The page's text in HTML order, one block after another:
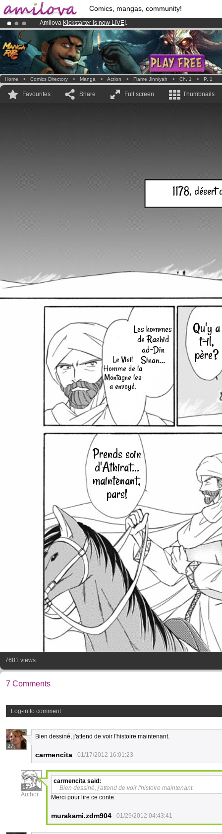
Comics, mangas, community!
Amilova Kickstarter is now LIVE!.
Premium membership from3.95 eurosper month !Get membership
Already 100000membersand 1000 comics & mangas!.
Home > Comics Directory > Manga > Action > Flame Jinniyah > Ch. 1 > P. 1
Favourites Share Full screen Thumbnails
1178,
Qu'y a
t-il,
père?
Les hommes
de Rashid
ad-Din
Sinan...
Le Vieil
Homme de la
Montagne les
a envoyé.
Prends soin
d'Athirat...
maintenant,
pars!
7681 views
7 Comments
Log-in to comment
27
Bien dessiné, j'attend de voir l'histoire maintenant.
carmencita 01/17/2012 16:01:23
1
Author
carmencita said:
Bien dessiné, j'attend de voir l'histoire maintenant.
Merci pour lire ce conte.
murakami.zdm904 01/29/2012 04:43:41